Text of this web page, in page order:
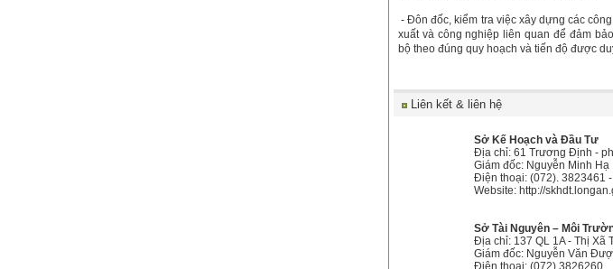
-Đôn đốc, kiểm tra việc xây dựng các
xuất và công nghiệp liên quan để đảm
bộ theo đúng quy hoạch và tiến độ được
Liên kết & liên hệ
Sở Kế Hoạch và Đầu Tư
Địa chỉ: 61 Trương Định -
Giám đốc: Nguyễn Minh Hạ
Điện thoại: (072). 3823461
Website: http://
Sở Tài Nguyên – Môi
Địa chỉ: 137 QL 1A - Thị Xã
Giám đốc: Nguyễn Văn